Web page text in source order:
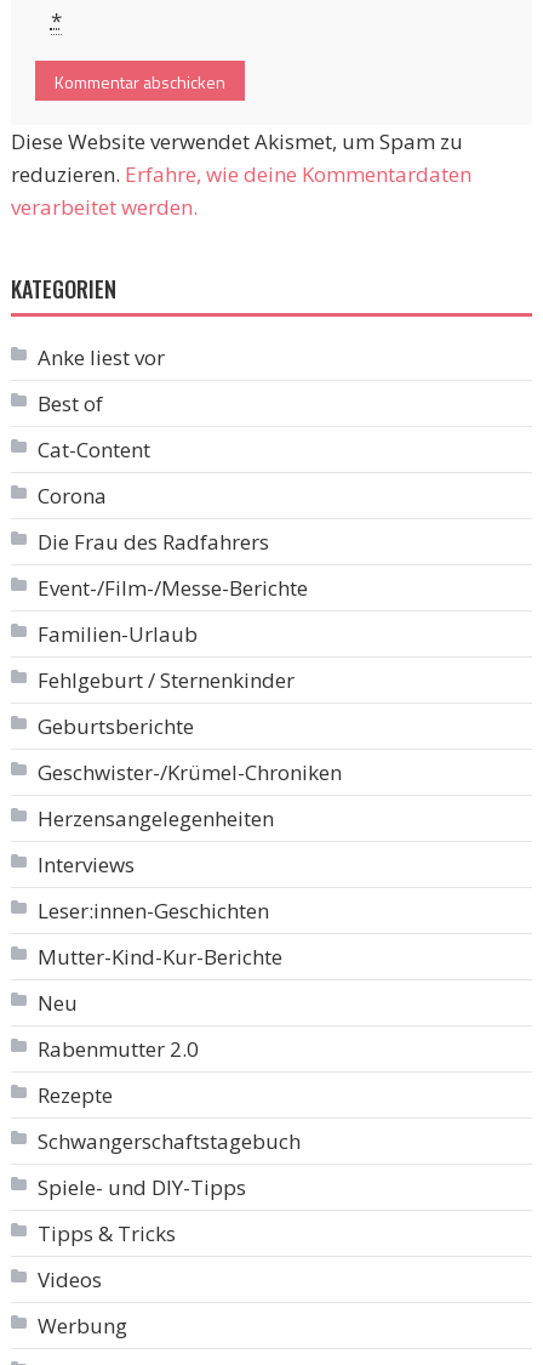
*
Diese Website verwendet Akismet, um Spam zu
reduzieren. Erfahre, wie deine Kommentardaten
verarbeitet werden.
KATEGORIEN
Anke liest vor
Best of
Cat-Content
Corona
Die Frau des Radfahrers
Event-/Film-/Messe-Berichte
Familien-Urlaub
Fehlgeburt / Sternenkinder
Geburtsberichte
Geschwister-/Krümel-Chroniken
Herzensangelegenheiten
Interviews
Leser:innen-Geschichten
Mutter-Kind-Kur-Berichte
Neu
Rabenmutter 2.0
Rezepte
Schwangerschaftstagebuch
Spiele- und DIY-Tipps
Tipps & Tricks
Videos
Werbung